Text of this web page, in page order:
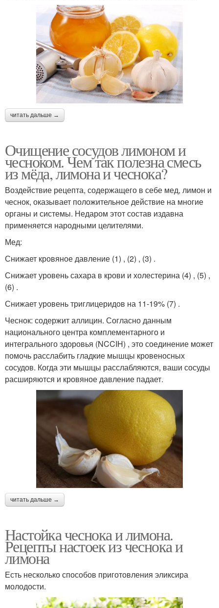
читать дальше →
Очищение сосудов лимоном и
чесноком. Чем так полезна смесь
из мёда, лимона и чеснока?
Воздействие рецепта, содержащего в себе мед, лимон и
чеснок, оказывает положительное действие на многие
органы и системы. Недаром этот состав издавна
применяется народными целителями.
Мед:
Снижает кровяное давление (1) , (2) , (3) .
Снижает уровень сахара в крови и холестерина (4) , (5) ,
(6) .
Снижает уровень триглицеридов на 11-19% (7) .
Чеснок: содержит аллицин. Согласно данным
национального центра комплементарного и
интегрального здоровья (NCCIH) , это соединение может
помочь расслабить гладкие мышцы кровеносных
сосудов. Когда эти мышцы расслабляются, ваши сосуды
расширяются и кровяное давление падает.
читать дальше →
Настойка чеснока и лимона.
Рецепты настоек из чеснока и
лимона
Есть несколько способов приготовления эликсира
молодости.